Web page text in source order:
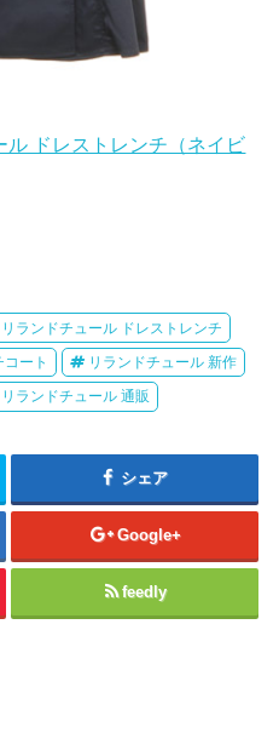
ル ドレストレンチ（ネイビ
リランドチュール ドレストレンチ
ート リランドチュール 新作
リランドチュール 通販
シェア
Google+
feedly